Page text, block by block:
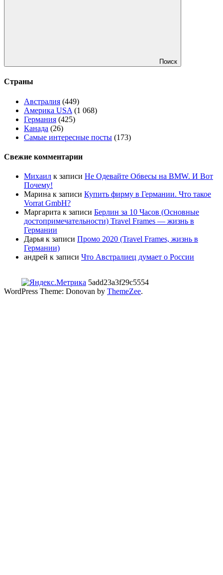
Поиск
Страны
Австралия (449)
Америка USA (1 068)
Германия (425)
Канада (26)
Самые интересные посты (173)
Свежие комментарии
Михаил к записи Не Одевайте Обвесы на BMW. И Вот
Почему!
Марина к записи Купить фирму в Германии. Что такое
Vorrat GmbH?
Маргарита к записи Берлин за 10 Часов (Основные
достопримечательности) Travel Frames — жизнь в
Германии
Дарья к записи Промо 2020 (Travel Frames, жизнь в
Германии)
андрей к записи Что Австралиец думает о России
5add23a3f29c5554
WordPress Theme: Donovan by ThemeZee.